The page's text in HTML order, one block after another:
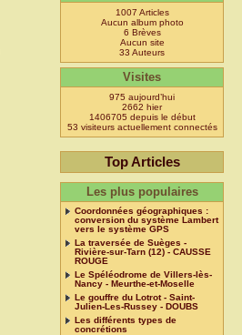
1007 Articles
Aucun album photo
6 Brèves
Aucun site
33 Auteurs
Visites
975 aujourd’hui
2662 hier
1406705 depuis le début
53 visiteurs actuellement connectés
Top Articles
Les plus populaires
Coordonnées géographiques :
conversion du système Lambert
vers le système GPS
La traversée de Suèges -
Rivière-sur-Tarn (12) - CAUSSE
ROUGE
Le Spéléodrome de Villers-lès-
Nancy - Meurthe-et-Moselle
Le gouffre du Lotrot - Saint-
Julien-Les-Russey - DOUBS
Les différents types de
concrétions